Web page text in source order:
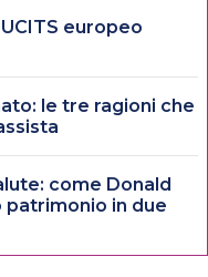
europeo
le tre ragioni che
come Donald
patrimonio in due